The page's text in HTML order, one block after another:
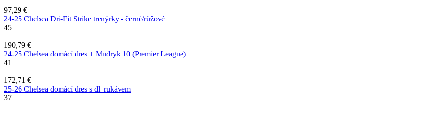
97,29 €
24-25 Chelsea Dri-Fit Strike trenýrky - černé/růžové
45
190,79 €
24-25 Chelsea domácí dres + Mudryk 10 (Premier League)
41
172,71 €
25-26 Chelsea domácí dres s dl. rukávem
37